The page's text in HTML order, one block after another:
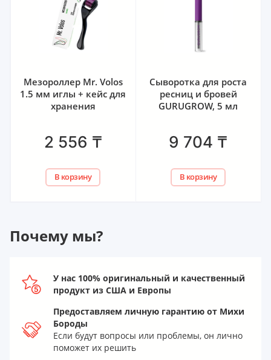
Мезороллер Mr. Volos
1.5 мм иглы + кейс для
хранения
2 556 ₸
В корзину
Сыворотка для роста
ресниц и бровей
GURUGROW, 5 мл
9 704 ₸
В корзину
Почему мы?
У нас 100% оригинальный и качественный
продукт из США и Европы
Предоставляем личную гарантию от Михи
Бороды
Если будут вопросы или проблемы, он лично
поможет их решить